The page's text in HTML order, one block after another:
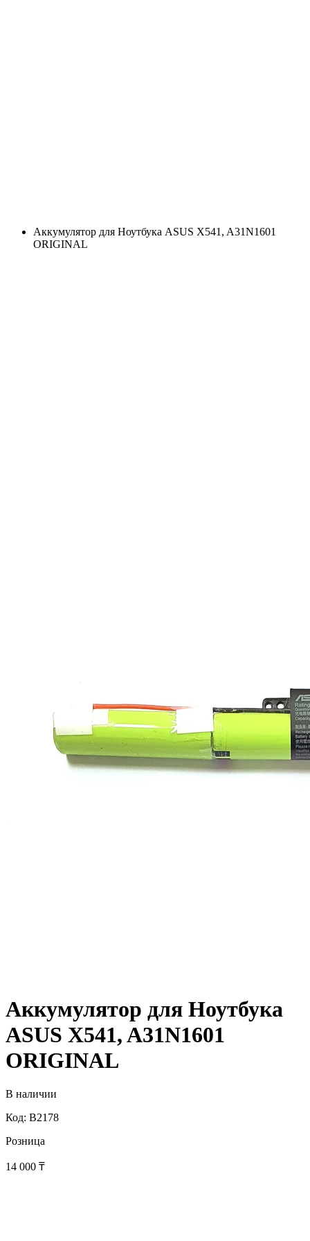
Аккумулятор для Ноутбука ASUS X541, A31N1601
ORIGINAL
Аккумулятор для Ноутбука
ASUS X541, A31N1601
ORIGINAL
В наличии
Код: B2178
Розница
14 000 ₸